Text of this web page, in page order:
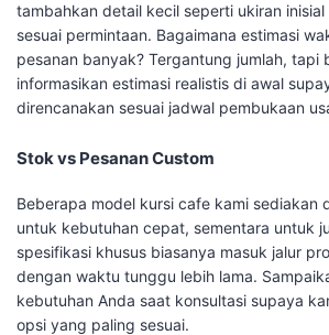
tambahkan detail kecil seperti ukiran
sesuai permintaan. Bagaimana estimasi
pesanan banyak? Tergantung jumlah, tapi
informasikan estimasi realistis di awal
direncanakan sesuai jadwal pembukaan
Stok vs Pesanan Custom
Beberapa model kursi cafe kami sediakan
untuk kebutuhan cepat, sementara untuk
spesifikasi khusus biasanya masuk jalur
dengan waktu tunggu lebih lama.
kebutuhan Anda saat konsultasi supaya
opsi yang paling sesuai.